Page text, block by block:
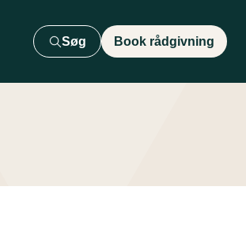
Søg Book rådgivning